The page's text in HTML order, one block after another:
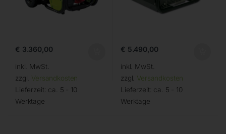
€ 3.360,00
inkl. MwSt.
zzgl. Versandkosten
Lieferzeit: ca. 5 - 10
Werktage
€ 5.490,00
inkl. MwSt.
zzgl. Versandkosten
Lieferzeit: ca. 5 - 10
Werktage